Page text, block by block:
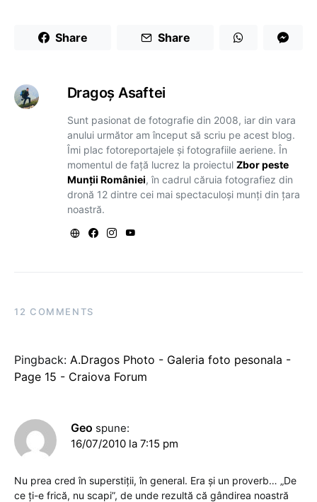
Share Share
Dragoş Asaftei
Sunt pasionat de fotografie din 2008, iar din vara
anului următor am început să scriu pe acest blog.
Îmi plac fotoreportajele și fotografiile aeriene. În
momentul de față lucrez la proiectul Zbor peste
Munții României, în cadrul căruia fotografiez din
dronă 12 dintre cei mai spectaculoși munți din țara
noastră.
12 COMMENTS
Pingback: A.Dragos Photo - Galeria foto pesonala -
Page 15 - Craiova Forum
Geo spune:
16/07/2010 la 7:15 pm
Nu prea cred în superstiţii, în general. Era şi un proverb… „De
ce ţi-e frică, nu scapi”, de unde rezultă că gândirea noastră